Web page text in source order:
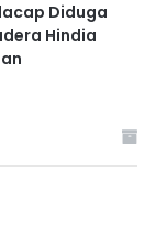
Diduga
Hindia